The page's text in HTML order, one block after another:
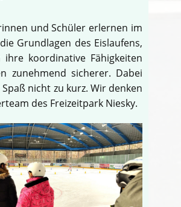
und Schüler erlernen im
Grundlagen des Eislaufens,
ihre koordinative Fähigkeiten
zunehmend sicherer. Dabei
nicht zu kurz. Wir denken
des Freizeitpark Niesky.